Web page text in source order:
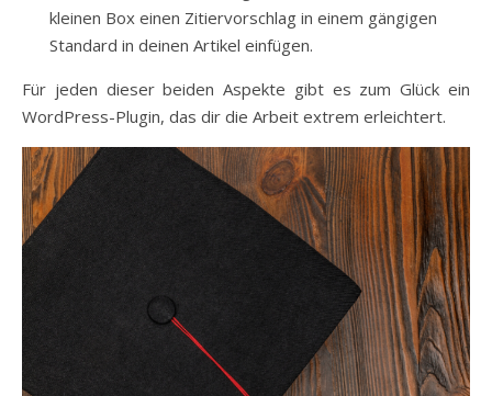
kleinen Box einen Zitiervorschlag in einem gängigen
Standard in deinen Artikel einfügen.
Für jeden dieser beiden Aspekte gibt es zum Glück ein
WordPress-Plugin, das dir die Arbeit extrem erleichtert.